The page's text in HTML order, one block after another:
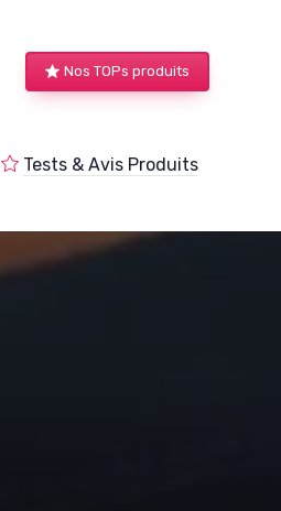
Nos TOPs produits
Tests & Avis Produits